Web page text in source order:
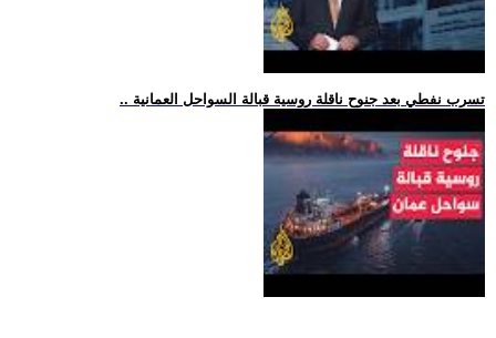
.. تسرب نفطي بعد جنوح ناقلة روسية قبالة السواحل العمانية